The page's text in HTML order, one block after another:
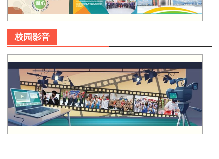
校园影音